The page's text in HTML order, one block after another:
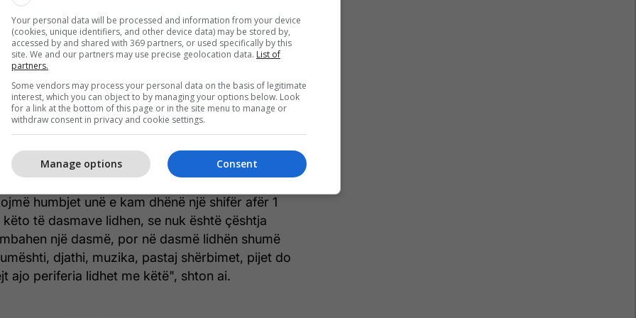
se mjetet e parapara nga Ligji i Rimëkëmbjes
për këtë sektor, ani pse se bizneset e kësaj
janë të mbyllura.
më e atakuar, ka raste në disa veprimtari, disa
ditshin e kanë kaluar edhe asnjë ditë nuk kanë
nuk e gjet atë formën se si t’iu ndihmojë. Prej
Ligjit të Rimëkëmbjes ende nuk ka filluar as me
humbjet unë e kam dhënë një shifër afër 1
të dasmave lidhen, se nuk është çështja
një dasmë, por në dasmë lidhën shumë
djathi, muzika, pastaj shërbimet, pijet do
ajo periferia lidhet me këtë", shton ai.
Your personal data will be processed and information from your device
(cookies, unique identifiers, and other device data) may be stored by,
accessed by and shared with 369 partners, or used specifically by this
site. We and our partners may use precise geolocation data. List of
partners.
Some vendors may process your personal data on the basis of legitimate
interest, which you can object to by managing your options below. Look
for a link at the bottom of this page or in the site menu to manage or
withdraw consent in privacy and cookie settings.
Consent
Manage options